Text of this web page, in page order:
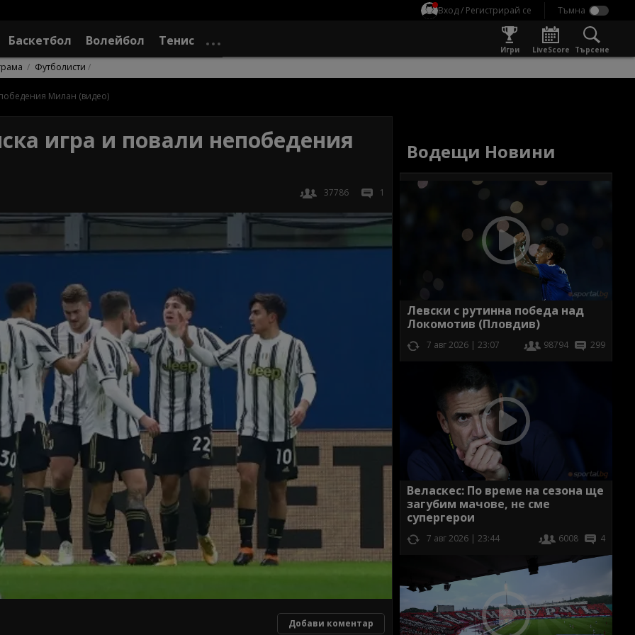
Вход / Регистрирай се
Баскетбол Волейбол Тенис
Игри LiveScore Търсене
Футболисти
Милан (видео)
игра и повали непобедения
37786 1
Добави коментар
Водещи Новини
Левски с рутинна победа над
Локомотив (Пловдив)
7 авг 2026 | 23:07 98794 299
Веласкес: По време на сезона ще
загубим мачове, не сме
супергерои
7 авг 2026 | 23:44 6008 4